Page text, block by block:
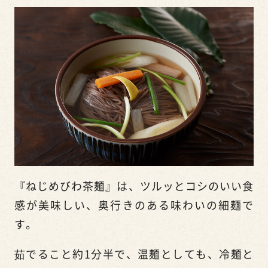
『ねじめびわ茶麺』は、ツルッとコシのいい食
感が美味しい、奥行きのある味わいの細麺で
す。
茹でること約1分半で、温麺としても、冷麺と